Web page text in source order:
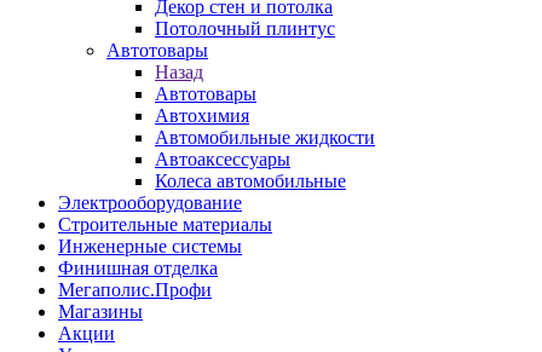
Декор стен и потолка
Потолочный плинтус
Автотовары
Назад
Автотовары
Автохимия
Автомобильные жидкости
Автоаксессуары
Колеса автомобильные
Электрооборудование
Строительные материалы
Инженерные системы
Финишная отделка
Мегаполис.Профи
Магазины
Акции